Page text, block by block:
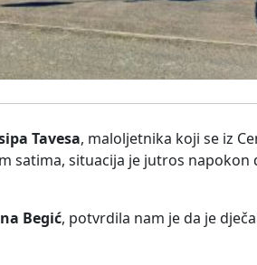
Tavesa, maloljetnika koji se iz
satima, situacija je jutros napokon
Begić, potvrdila nam je da je